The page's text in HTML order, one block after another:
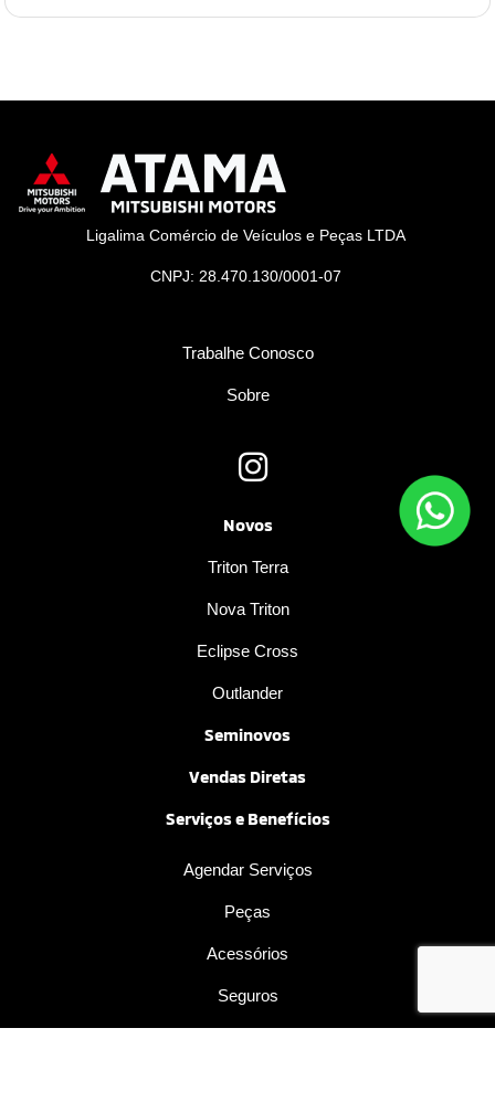
Ligalima Comércio de Veículos e Peças LTDA
CNPJ: 28.470.130/0001-07
Trabalhe Conosco
Sobre
Novos
Triton Terra
Nova Triton
Eclipse Cross
Outlander
Seminovos
Vendas Diretas
Serviços e Benefícios
Agendar Serviços
Peças
Acessórios
Seguros